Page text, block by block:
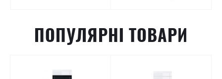
ПОПУЛЯРНІ ТОВАРИ